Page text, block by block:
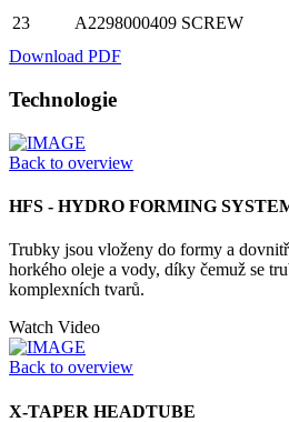
23
A2298000409 SCREW
Download PDF
Technologie
Back to overview
HFS - HYDRO FORMING
Trubky jsou vloženy do formy a
horkého oleje a vody, díky čemuž se
komplexních tvarů.
Watch Video
Back to overview
X-TAPER HEADTUBE